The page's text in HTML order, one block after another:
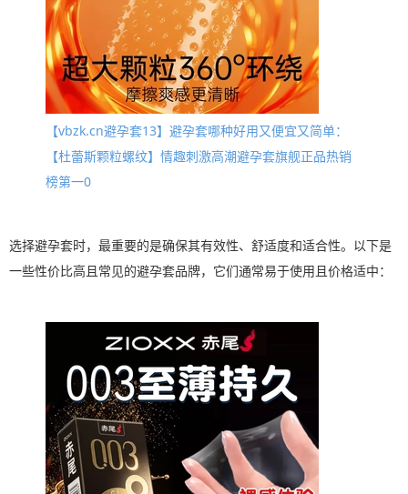
【vbzk.cn避孕套13】避孕套哪种好用又便宜又简单：
【杜蕾斯颗粒螺纹】情趣刺激高潮避孕套旗舰正品热销
榜第一0
选择避孕套时，最重要的是确保其有效性、舒适度和适合性。以下是
一些性价比高且常见的避孕套品牌，它们通常易于使用且价格适中：